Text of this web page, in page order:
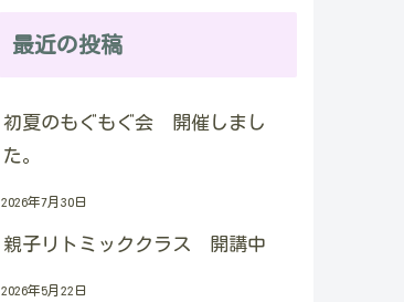
最近の投稿
初夏のもぐもぐ会 開催しまし
た。
2026年7月30日
親子リトミッククラス 開講中
2026年5月22日